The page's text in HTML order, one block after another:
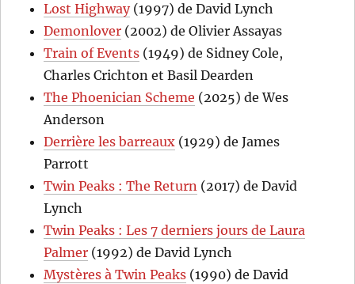
Lost Highway(1997) de David Lynch
Demonlover (2002) de Olivier Assayas
Train of Events (1949) de Sidney Cole,
Charles Crichton et Basil Dearden
The Phoenician Scheme (2025) de Wes
Anderson
Derrière les barreaux (1929) de James
Parrott
Twin Peaks : The Return (2017) de David
Lynch
Twin Peaks : Les 7 derniers jours de Laura
Palmer (1992) de David Lynch
Mystères à Twin Peaks (1990) de David